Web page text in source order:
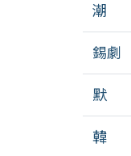
潮
錫劇
默
韓